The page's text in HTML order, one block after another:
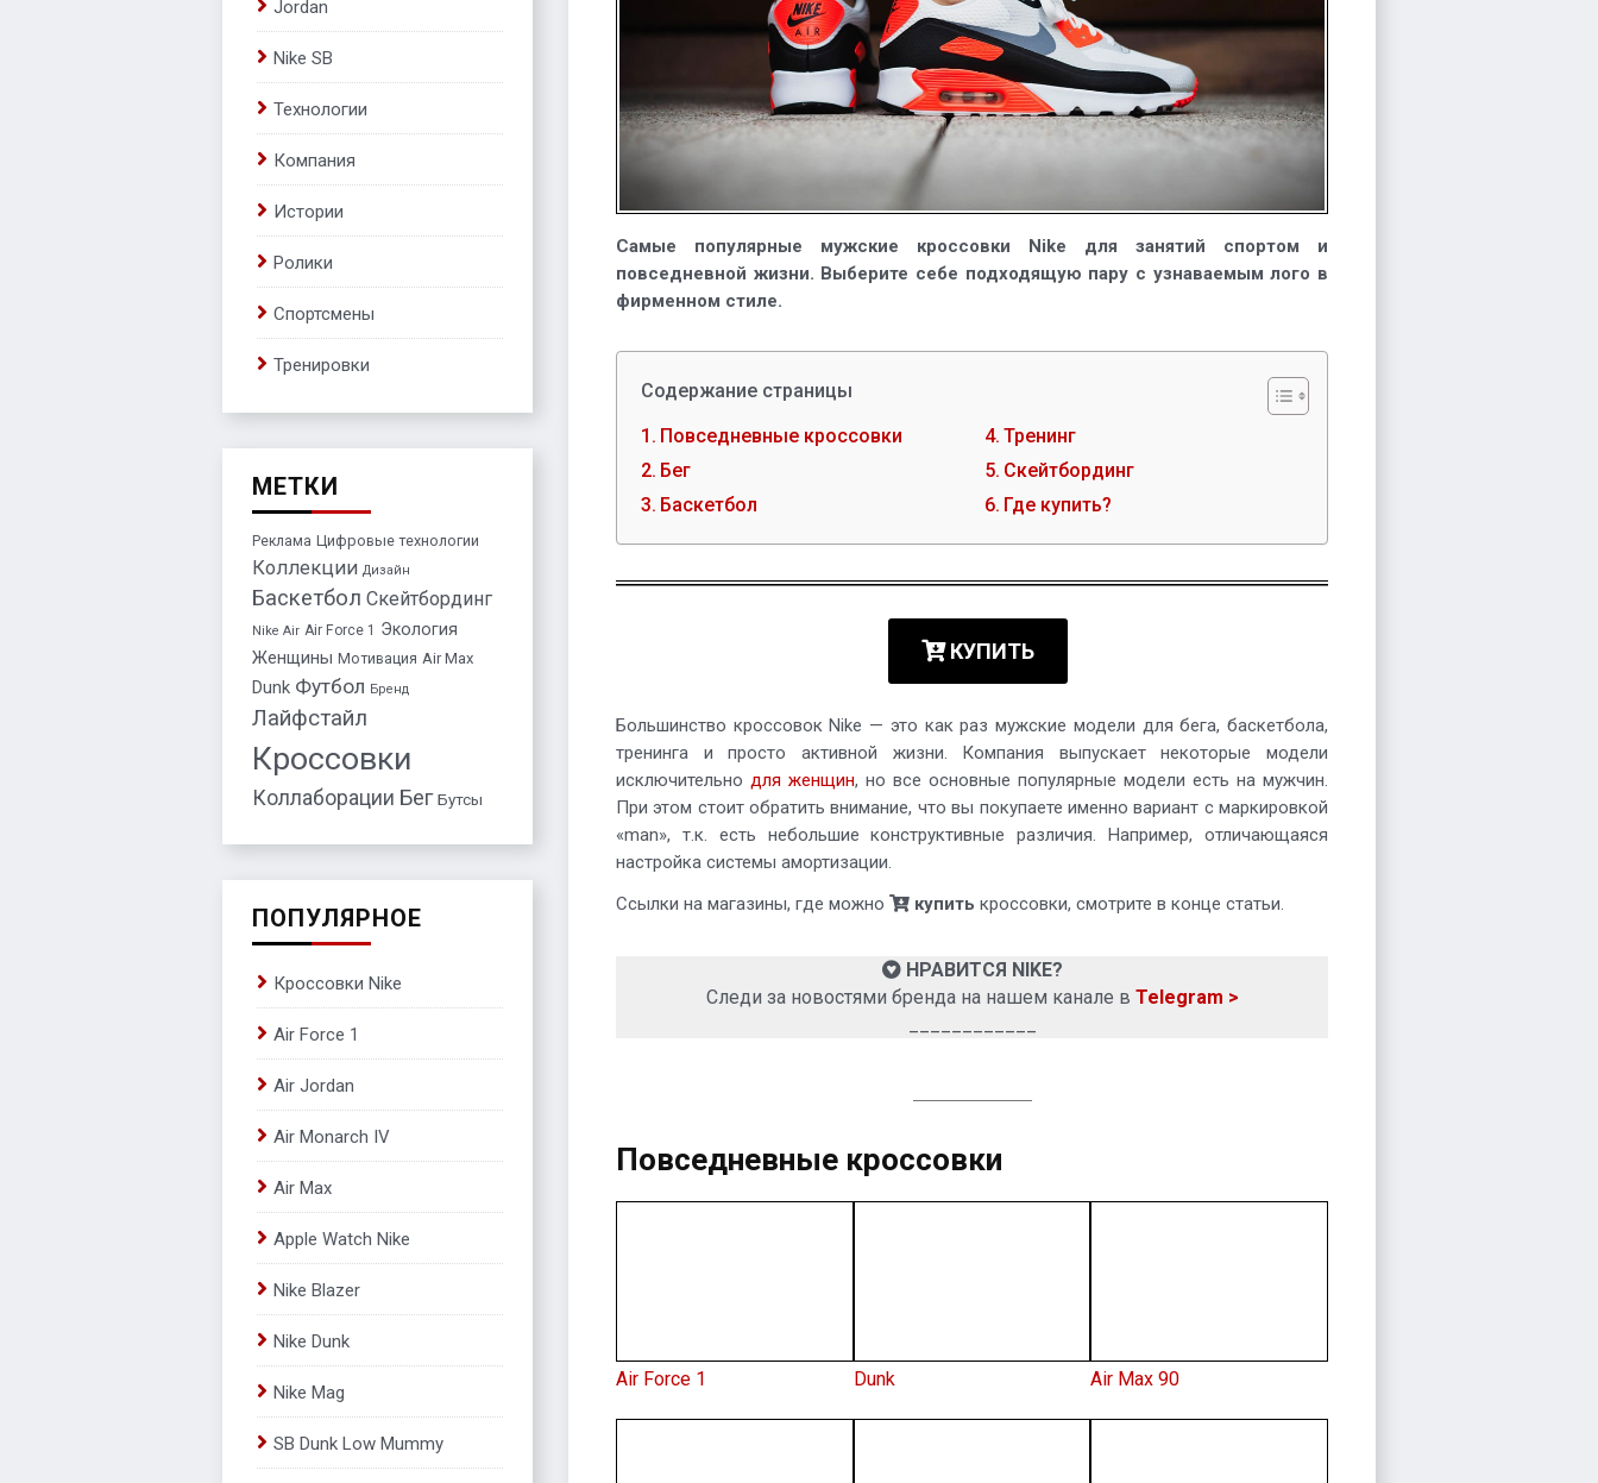
Самые популярные мужские кроссовки Nike для занятий спортом и
повседневной жизни. Выберите себе подходящую пару с узнаваемым лого в
фирменном стиле.
Содержание страницы
Повседневные кроссовки
Бег
Баскетбол
Тренинг
Скейтбординг
Где купить?
КУПИТЬ
Большинство кроссовок Nike — это как раз мужские модели для бега, баскетбола,
тренинга и просто активной жизни. Компания выпускает некоторые модели
исключительно для женщин, но все основные популярные модели есть на мужчин.
При этом стоит обратить внимание, что вы покупаете именно вариант с маркировкой
«man», т.к. есть небольшие конструктивные различия. Например, отличающаяся
настройка системы амортизации.
Ссылки на магазины, где можно
купить кроссовки, смотрите в конце статьи.
НРАВИТСЯ NIKE?
Следи за новостями бренда на нашем канале в Telegram >
Повседневные кроссовки
Air Force 1 Dunk Air Max 90
Jordan
Nike SB
Технологии
Компания
Истории
Ролики
Спортсмены
Тренировки
МЕТКИ
Реклама Цифровые технологии
Коллекции Дизайн
Баскетбол Скейтбординг
Nike Air Air Force 1 Экология
Женщины Мотивация Air Max
Dunk Футбол Бренд
Лайфстайл
Кроссовки
Коллаборации Бег Бутсы
ПОПУЛЯРНОЕ
Кроссовки Nike
Air Force 1
Air Jordan
Air Monarch IV
Air Max
Apple Watch Nike
Nike Blazer
Nike Dunk
Nike Mag
SB Dunk Low Mummy